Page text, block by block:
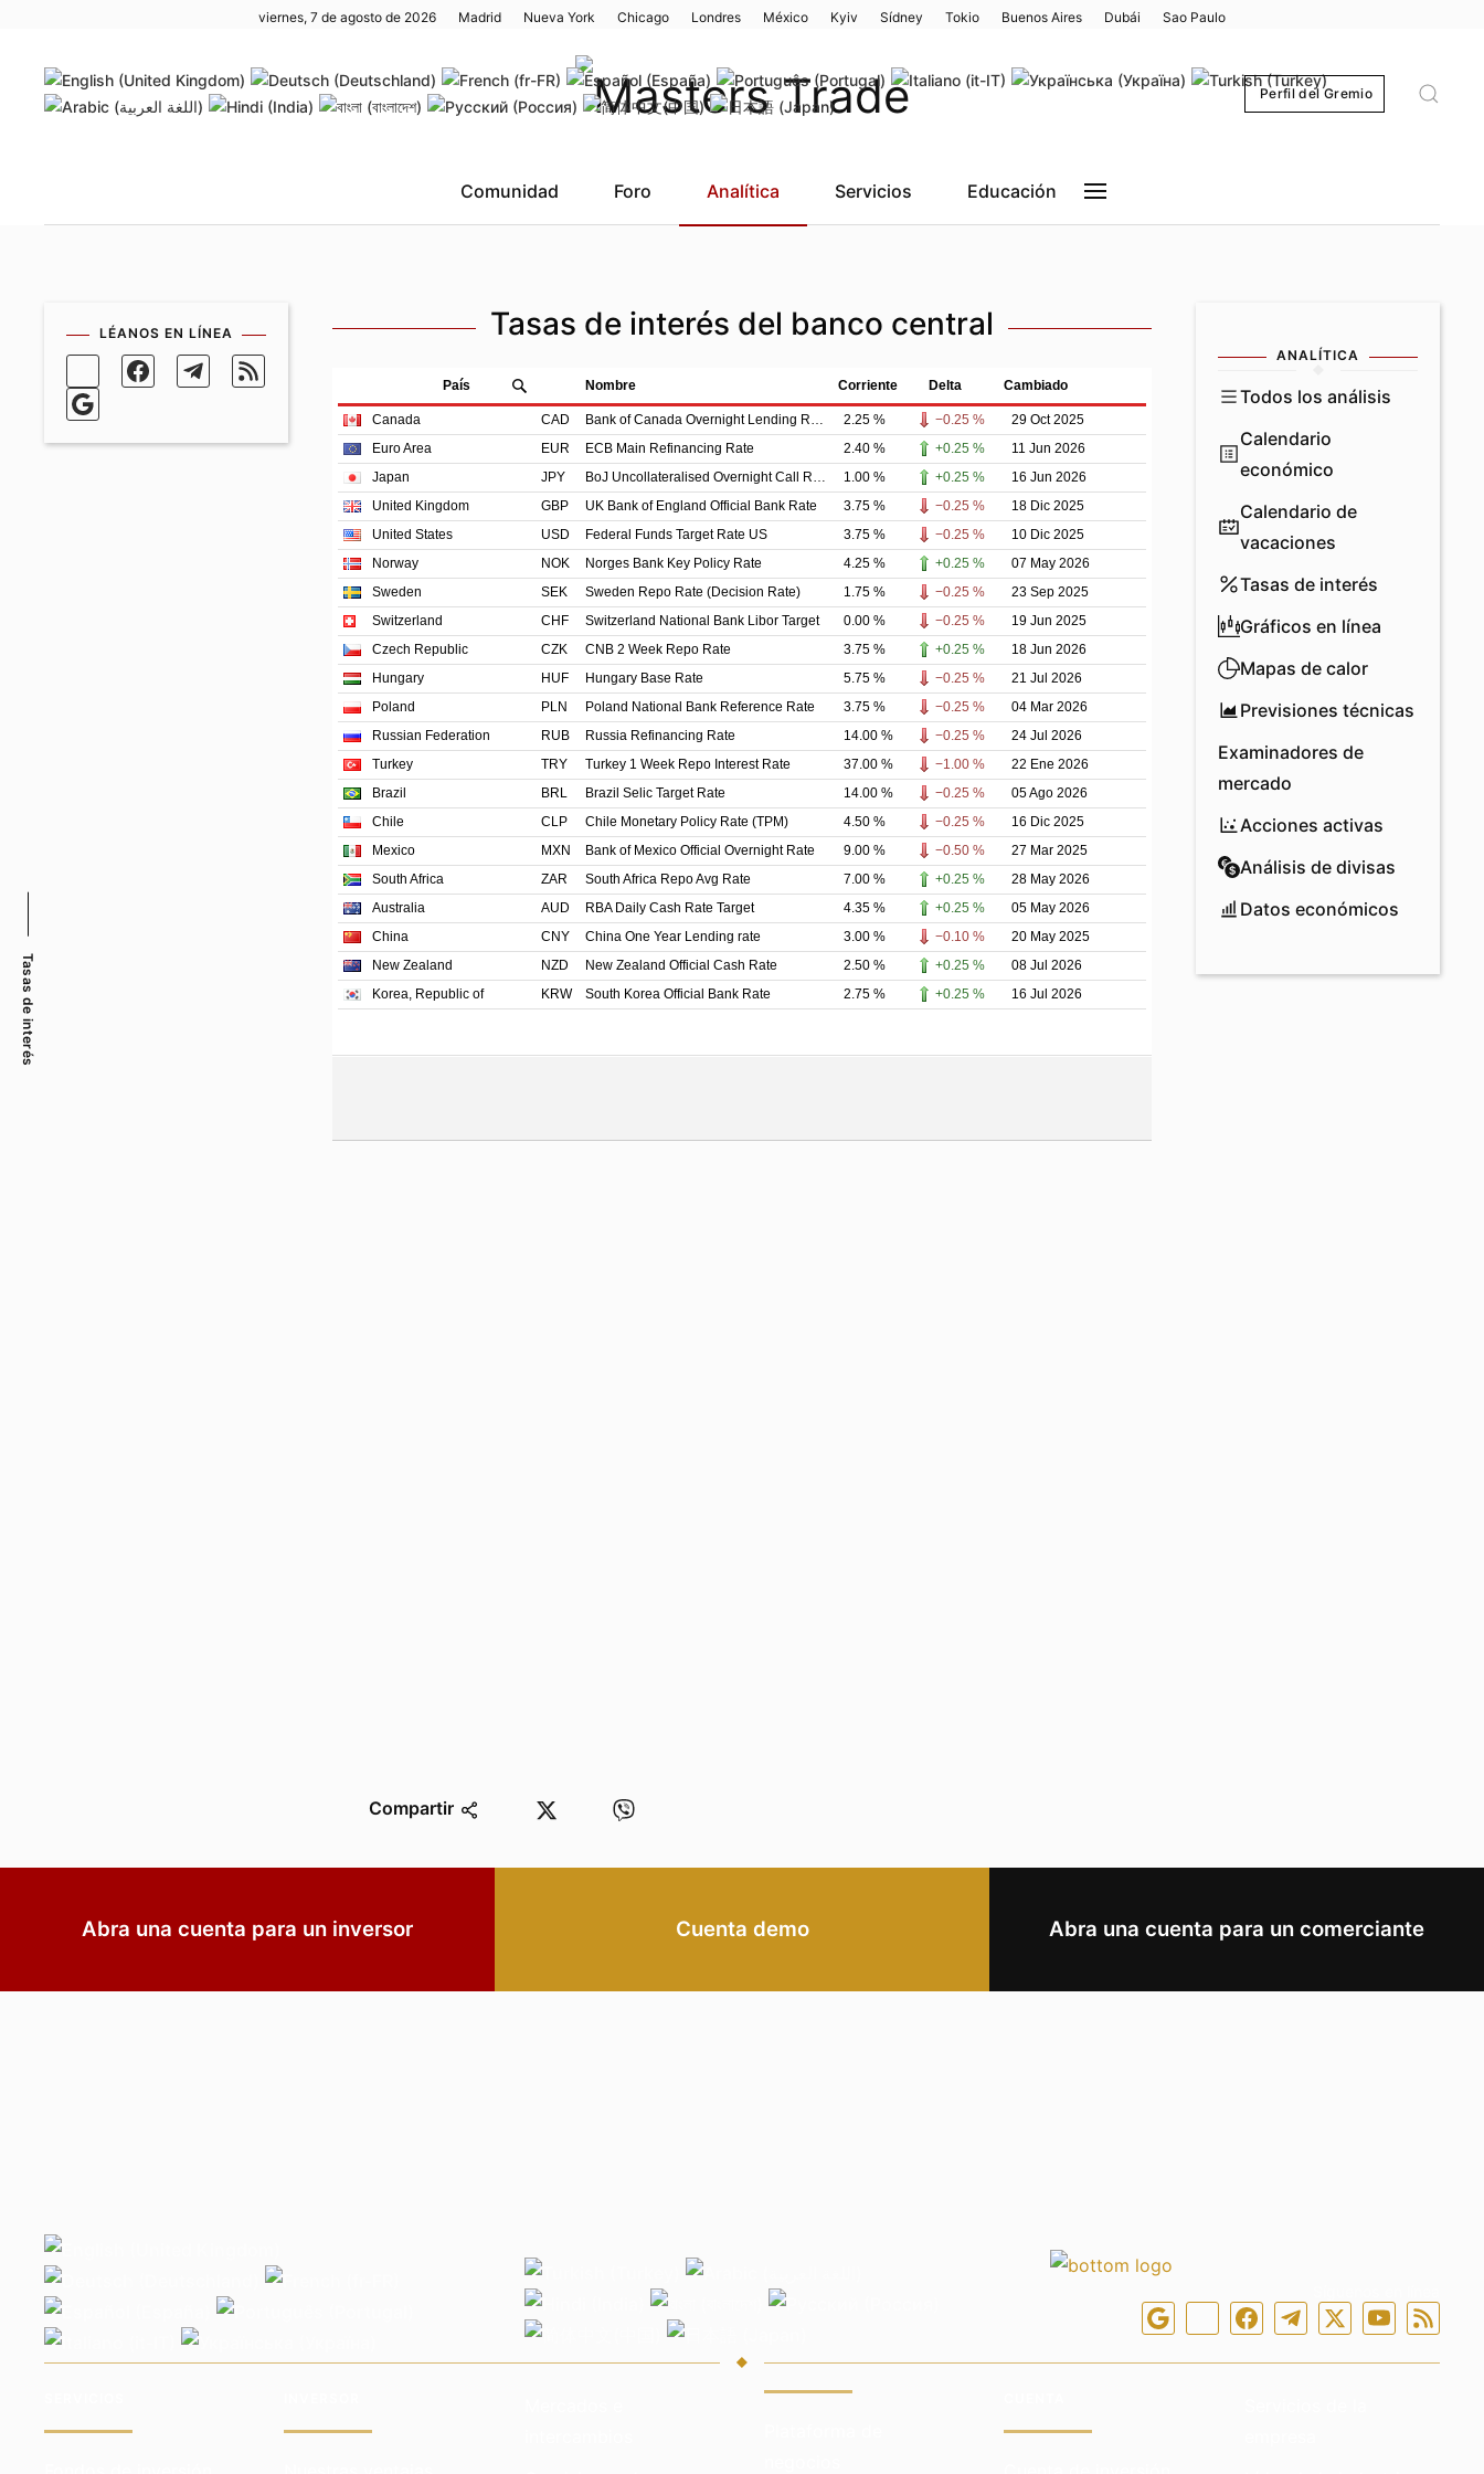
viernes, 7 de agosto de 2026 Madrid Nueva York Chicago Londres México Kyiv Sídney Tokio Buenos Aires Dubái Sao Paulo
Perfil del Gremio
Comunidad Foro Analítica Servicios Educación
LÉANOS EN LÍNEA Tasas de interés del banco central
ANALÍTICA
Todos los análisis
Calendario
económico
Calendario de
vacaciones
Tasas de interés
Gráficos en línea
Mapas de calor
Previsiones técnicas
Examinadores de
mercado
Acciones activas
Análisis de divisas
Datos económicos
Tasas de interés
Compartir
Abra una cuenta para un inversor Cuenta demo Abra una cuenta para un comerciante